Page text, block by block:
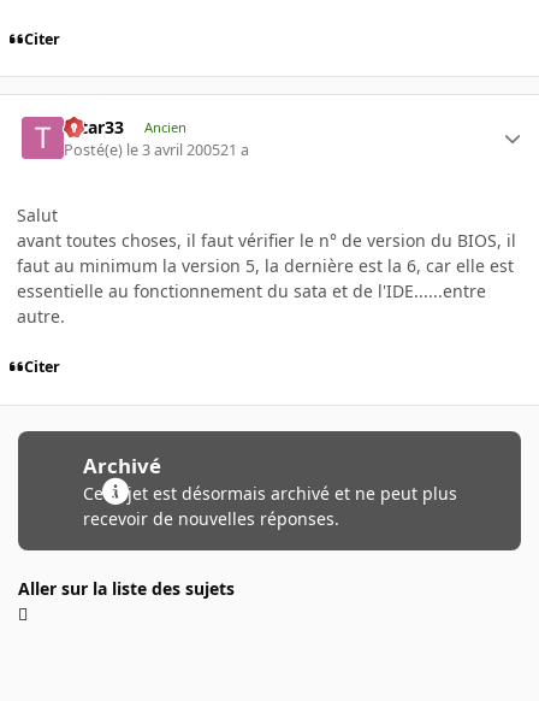
Citer
tatar33 Ancien
Posté(e) le 3 avril 200521 a
Salut
avant toutes choses, il faut vérifier le n° de version du BIOS, il
faut au minimum la version 5, la dernière est la 6, car elle est
essentielle au fonctionnement du sata et de l'IDE......entre
autre.
Citer
Archivé
Ce sujet est désormais archivé et ne peut plus
recevoir de nouvelles réponses.
Aller sur la liste des sujets